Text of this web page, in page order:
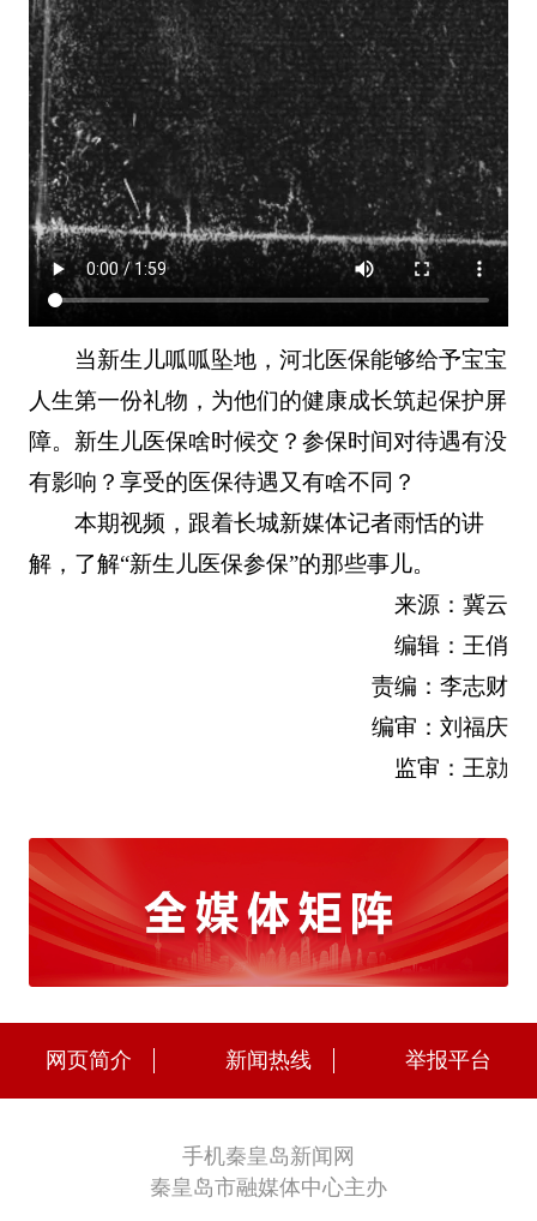
当新生儿呱呱坠地，河北医保能够给予宝宝
人生第一份礼物，为他们的健康成长筑起保护屏
障。新生儿医保啥时候交？参保时间对待遇有没
有影响？享受的医保待遇又有啥不同？
本期视频，跟着长城新媒体记者雨恬的讲
解，了解“新生儿医保参保”的那些事儿。
来源：冀云
编辑：王俏
责编：李志财
编审：刘福庆
监审：王勍
网页简介 新闻热线 举报平台
手机秦皇岛新闻网
秦皇岛市融媒体中心主办